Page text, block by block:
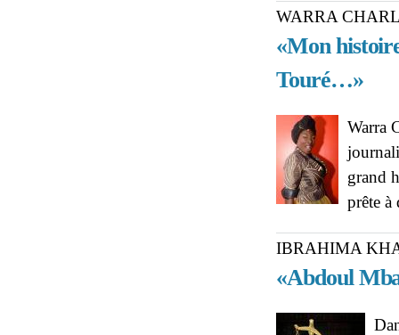
WARRA
«Mon
Touré…»
Warra
grand
prête à
IBRAHIMA
«Abdoul